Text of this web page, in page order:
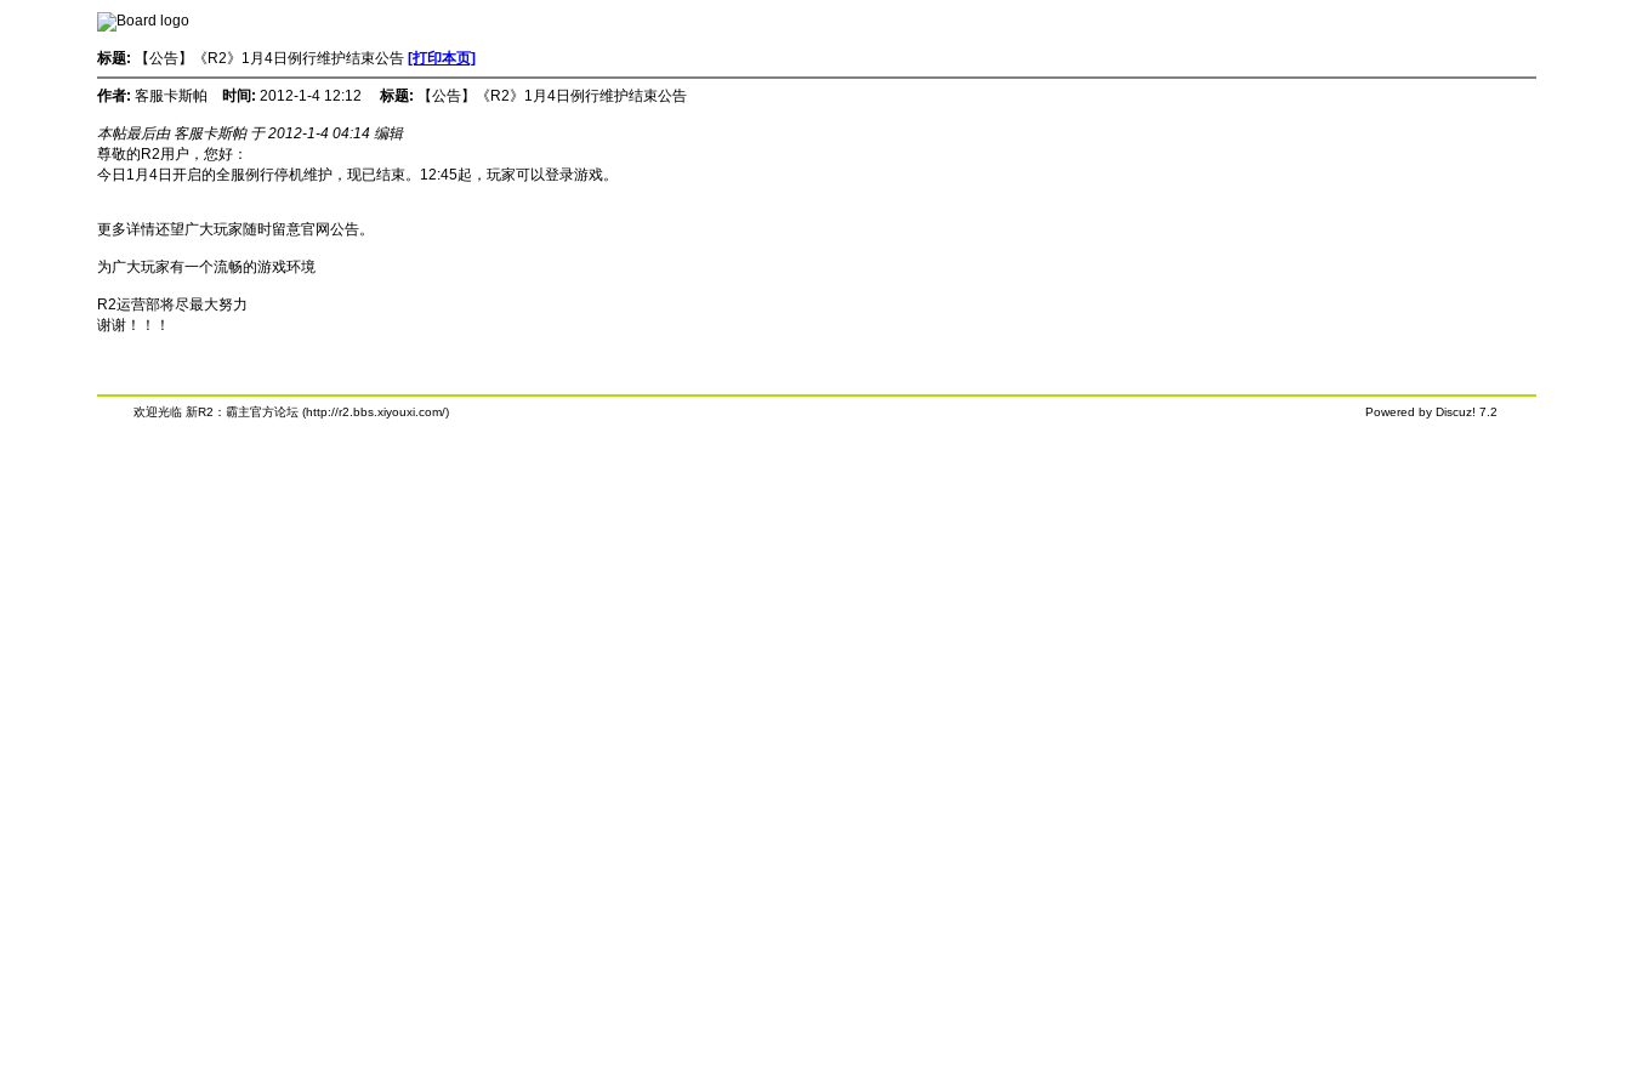
标题: 【公告】《R2》1月4日例行维护结束公告 [打印本页]
作者: 客服卡斯帕 时间: 2012-1-4 12:12 标题: 【公告】《R2》1月4日例行维护结束公告
本帖最后由 客服卡斯帕 于 2012-1-4 04:14 编辑
尊敬的R2用户，您好：
今日1月4日开启的全服例行停机维护，现已结束。12:45起，玩家可以登录游戏。
更多详情还望广大玩家随时留意官网公告。
为广大玩家有一个流畅的游戏环境
R2运营部将尽最大努力
谢谢！！！
欢迎光临 新R2：霸主官方论坛 (http://r2.bbs.xiyouxi.com/) Powered by Discuz! 7.2